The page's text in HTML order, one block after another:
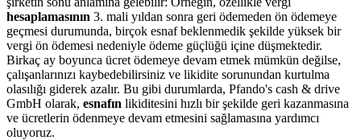
hesaplamasının 3. mali yıldan sonra geri ödemeden ön ödemeye
geçmesi durumunda, birçok esnaf beklenmedik şekilde yüksek bir
vergi ön ödemesi nedeniyle ödeme güçlüğü içine düşmektedir.
Birkaç ay boyunca ücret ödemeye devam etmek mümkün değilse,
çalışanlarınızı kaybedebilirsiniz ve likidite sorunundan kurtulma
olasılığı giderek azalır. Bu gibi durumlarda, Pfando's cash & drive
GmbH olarak, esnafın likiditesini hızlı bir şekilde geri kazanmasına
ve ücretlerin ödenmeye devam etmesini sağlamasına yardımcı
oluyoruz.